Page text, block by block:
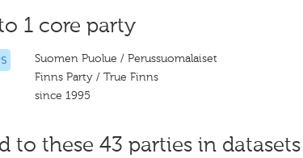
1 core party
Suomen Puolue / Perussuomalaiset
Finns Party / True Finns
since 1995
to these 43 parties in datasets